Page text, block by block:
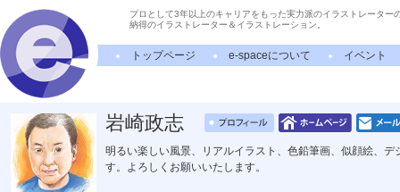
プロとして3年以上のキャリアをもった実力派のイラストレーター
納得のイラストレーター＆イラストレーション。
トップページ e-spaceについて イベント
岩崎政志
明るい楽しい風景、リアルイラスト、色鉛筆画、似顔絵、
す。よろしくお願いいたします。